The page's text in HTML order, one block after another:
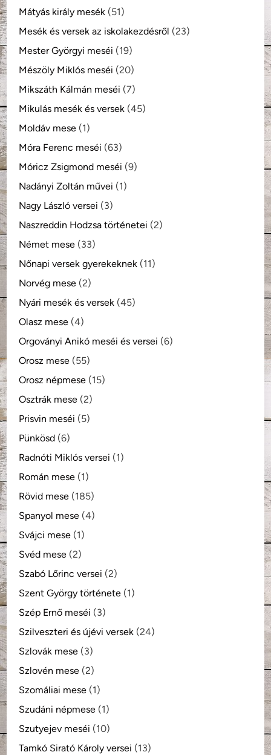
Mátyás király mesék (51)
Mesék és versek az iskolakezdésről (23)
Mester Györgyi meséi (19)
Mészöly Miklós meséi (20)
Mikszáth Kálmán meséi (7)
Mikulás mesék és versek (45)
Moldáv mese (1)
Móra Ferenc meséi (63)
Móricz Zsigmond meséi (9)
Nadányi Zoltán művei (1)
Nagy László versei (3)
Naszreddin Hodzsa történetei (2)
Német mese (33)
Nőnapi versek gyerekeknek (11)
Norvég mese (2)
Nyári mesék és versek (45)
Olasz mese (4)
Orgoványi Anikó meséi és versei (6)
Orosz mese (55)
Orosz népmese (15)
Osztrák mese (2)
Prisvin meséi (5)
Pünkösd (6)
Radnóti Miklós versei (1)
Román mese (1)
Rövid mese (185)
Spanyol mese (4)
Svájci mese (1)
Svéd mese (2)
Szabó Lőrinc versei (2)
Szent György története (1)
Szép Ernő meséi (3)
Szilveszteri és újévi versek (24)
Szlovák mese (3)
Szlovén mese (2)
Szomáliai mese (1)
Szudáni népmese (1)
Szutyejev meséi (10)
Tamkó Sirató Károly versei (13)